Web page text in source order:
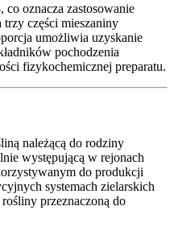
, co oznacza zastosowanie
trzy części mieszaniny
umożliwia uzyskanie
pochodzenia
fizykochemicznej preparatu.
należącą do rodziny
występującą w rejonach
do produkcji
systemach zielarskich
przeznaczoną do